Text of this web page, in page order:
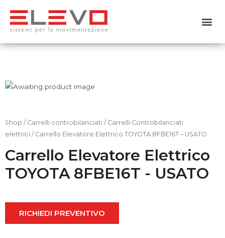
Home
Usato
Noleggio
Servizi
Shop / Carrelli controbilanciati / Carrelli Controbilanciati
elettrici / Carrello Elevatore Elettrico TOYOTA 8FBE16T – USATO
Carrello Elevatore Elettrico
TOYOTA 8FBE16T - USATO
RICHIEDI PREVENTIVO